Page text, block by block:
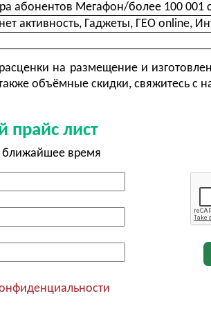
абонентов Мегафон/более 100 001
активность, Гаджеты, ГЕО online,
на размещение и
объёмные скидки, свяжитесь с
прайс лист
ближайшее время